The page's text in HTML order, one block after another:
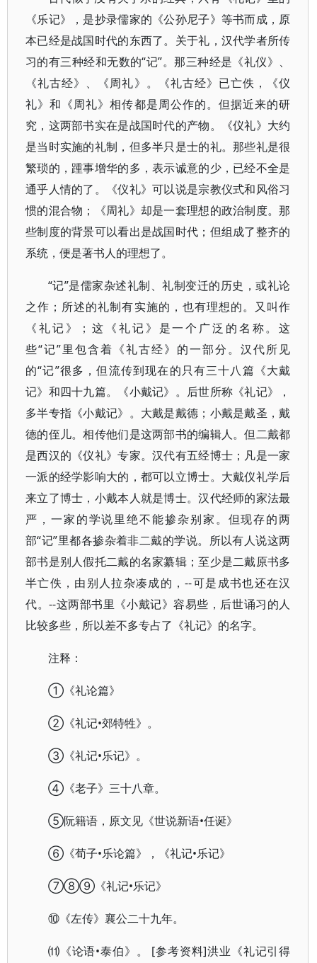
《乐记》，是抄录儒家的《公孙尼子》等书而成，原
本已经是战国时代的东西了。关于礼，汉代学者所传
习的有三种经和无数的“记”。那三种经是《礼仪》、
《礼古经》、《周礼》。《礼古经》已亡佚，《仪
礼》和《周礼》相传都是周公作的。但据近来的研
究，这两部书实在是战国时代的产物。《仪礼》大约
是当时实施的礼制，但多半只是士的礼。那些礼是很
繁琐的，踵事增华的多，表示诚意的少，已经不全是
通乎人情的了。《仪礼》可以说是宗教仪式和风俗习
惯的混合物；《周礼》却是一套理想的政治制度。那
些制度的背景可以看出是战国时代；但组成了整齐的
系统，便是著书人的理想了。
“记”是儒家杂述礼制、礼制变迁的历史，或礼论
之作；所述的礼制有实施的，也有理想的。又叫作
《礼记》；这《礼记》是一个广泛的名称。这
些“记”里包含着《礼古经》的一部分。汉代所见
的“记”很多，但流传到现在的只有三十八篇《大戴
记》和四十九篇。《小戴记》。后世所称《礼记》，
多半专指《小戴记》。大戴是戴德；小戴是戴圣，戴
德的侄儿。相传他们是这两部书的编辑人。但二戴都
是西汉的《仪礼》专家。汉代有五经博士；凡是一家
一派的经学影响大的，都可以立博士。大戴仪礼学后
来立了博士，小戴本人就是博士。汉代经师的家法最
严，一家的学说里绝不能掺杂别家。但现存的两
部“记”里都各掺杂着非二戴的学说。所以有人说这两
部书是别人假托二戴的名家纂辑；至少是二戴原书多
半亡佚，由别人拉杂凑成的，--可是成书也还在汉
代。--这两部书里《小戴记》容易些，后世诵习的人
比较多些，所以差不多专占了《礼记》的名字。
注释：
①《礼论篇》
②《礼记•郊特牲》。
③《礼记•乐记》。
④《老子》三十八章。
⑤阮籍语，原文见《世说新语•任诞》
⑥《荀子•乐论篇》，《礼记•乐记》
⑦⑧⑨《礼记•乐记》
⑩《左传》襄公二十九年。
⑾《论语•泰伯》。 [参考资料]洪业《礼记引得